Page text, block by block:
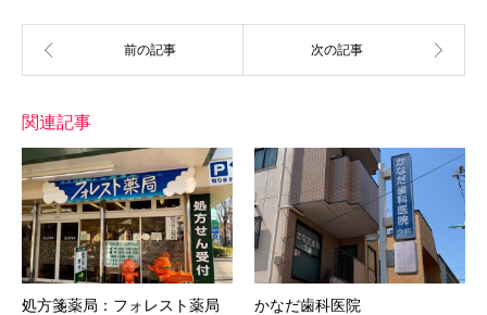
関連記事
処方箋薬局：フォレスト薬局 かなだ歯科医院